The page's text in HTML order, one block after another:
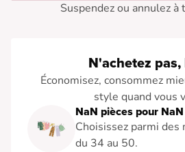
Suspendez ou annulez
N'achetez pas,
Économisez, consommez
style quand vous
NaN pièces pour
Choisissez parmi
du 34 au 50.